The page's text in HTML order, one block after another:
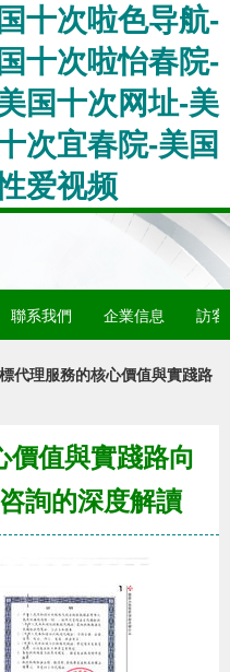
十次啦色导航-
十次啦怡春院-
国十次网址-美
次宜春院-美国
爱视频
聯系我們 企業信息 訪客
代理服務的核心價值與實踐路
價值與實踐路向
詢的深度解讀